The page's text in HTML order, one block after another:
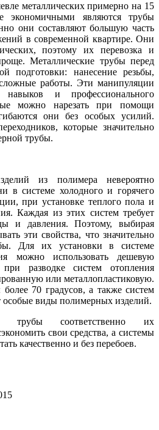
металлических примерно на 15
экономичными являются трубы
они составляют большую часть
в современной квартире. Они
поэтому их перевозка и
Металлические трубы перед
подготовки: нанесение резьбы,
работы. Эти манипуляции
навыков и профессионального
можно нарезать при помощи
они без особых усилий.
которые значительно
трубы.
из полимера невероятно
в системе холодного и горячего
при установке теплого пола и
Каждая из этих систем требует
и давления. Поэтому, выбирая
эти свойства, что значительно
Для их установки в системе
можно использовать дешевую
разводке систем отопления
или металлопластиковую.
70 градусов, а также систем
особые виды полимерных изделий.
трубы соответственно их
свои средства, а системы
качественно и без перебоев.